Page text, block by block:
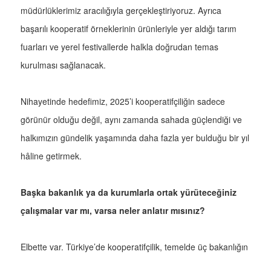
müdürlüklerimiz aracılığıyla gerçekleştiriyoruz. Ayrıca
başarılı kooperatif örneklerinin ürünleriyle yer aldığı tarım
fuarları ve yerel festivallerde halkla doğrudan temas
kurulması sağlanacak.
Nihayetinde hedefimiz, 2025’i kooperatifçiliğin sadece
görünür olduğu değil, aynı zamanda sahada güçlendiği ve
halkımızın gündelik yaşamında daha fazla yer bulduğu bir yıl
hâline getirmek.
Başka bakanlık ya da kurumlarla ortak yürüteceğiniz
çalışmalar var mı, varsa neler anlatır mısınız?
Elbette var. Türkiye’de kooperatifçilik, temelde üç bakanlığın